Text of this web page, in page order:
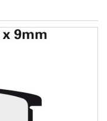
-
1995
2002